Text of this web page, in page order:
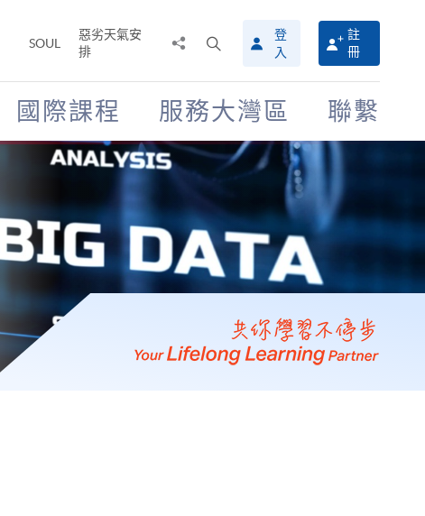
SOUL
惡劣天氣安
排
搜
尋
介
面
登
入
註
冊
國際課程 服務大灣區 聯繫